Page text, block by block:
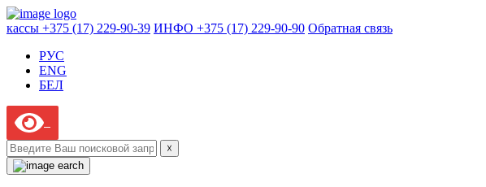
кассы +375 (17) 229-90-39 ИНФО +375 (17) 229-90-90 Обратная связь
РУС
ENG
БЕЛ
☓